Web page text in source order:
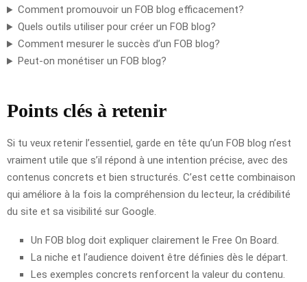
Comment promouvoir un FOB blog efficacement?
Quels outils utiliser pour créer un FOB blog?
Comment mesurer le succès d’un FOB blog?
Peut-on monétiser un FOB blog?
Points clés à retenir
Si tu veux retenir l’essentiel, garde en tête qu’un FOB blog n’est
vraiment utile que s’il répond à une intention précise, avec des
contenus concrets et bien structurés. C’est cette combinaison
qui améliore à la fois la compréhension du lecteur, la crédibilité
du site et sa visibilité sur Google.
Un FOB blog doit expliquer clairement le Free On Board.
La niche et l’audience doivent être définies dès le départ.
Les exemples concrets renforcent la valeur du contenu.